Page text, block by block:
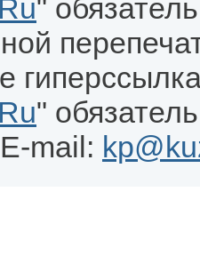
"
"
mail: